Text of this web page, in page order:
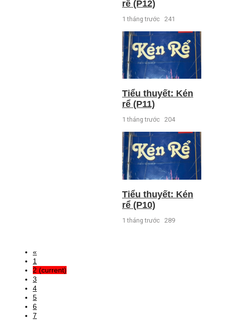
rể (P12)
1 tháng trước 241
Tiểu thuyết: Kén
rể (P11)
1 tháng trước 204
Tiểu thuyết: Kén
rể (P10)
1 tháng trước 289
«
1
2 (current)
3
4
5
6
7